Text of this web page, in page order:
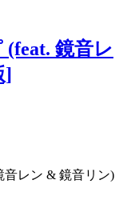
鏡音レ
]
音レン & 鏡音リン)